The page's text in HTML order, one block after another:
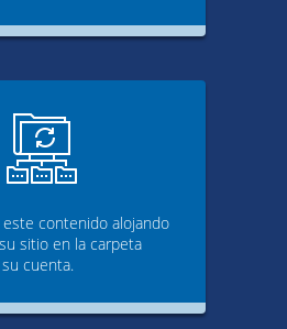
este contenido alojando
sitio en la carpeta
cuenta.